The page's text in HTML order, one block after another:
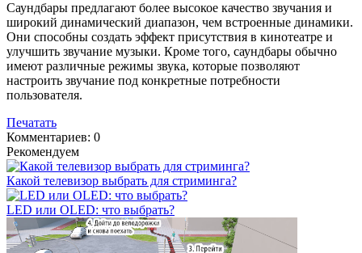
Саундбары предлагают более высокое качество звучания и
широкий динамический диапазон, чем встроенные динамики.
Они способны создать эффект присутствия в кинотеатре и
улучшить звучание музыки. Кроме того, саундбары обычно
имеют различные режимы звука, которые позволяют
настроить звучание под конкретные потребности
пользователя.
Печатать
Комментариев: 0
Рекомендуем
Какой телевизор выбрать для стриминга?
LED или OLED: что выбрать?